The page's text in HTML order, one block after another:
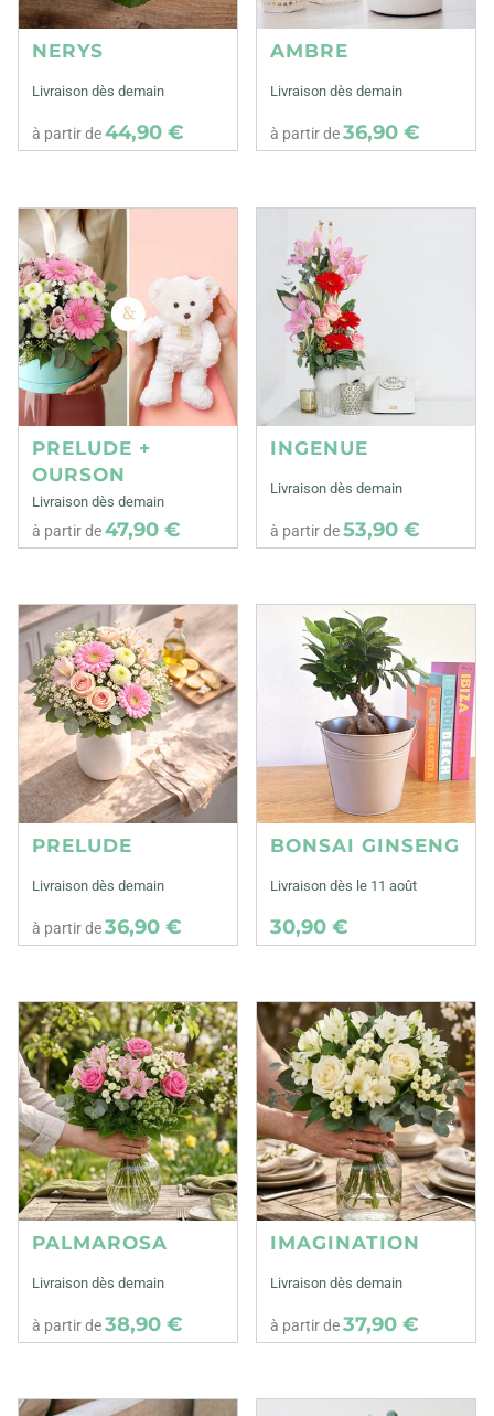
NERYS
Livraison dès demain
à partir de44,90 €
AMBRE
Livraison dès demain
à partir de36,90 €
PRELUDE +
OURSON
Livraison dès demain
à partir de47,90 €
INGENUE
Livraison dès demain
à partir de53,90 €
PRELUDE
Livraison dès demain
à partir de36,90 €
BONSAI GINSENG
Livraison dès le 11 août
30,90 €
PALMAROSA
Livraison dès demain
à partir de38,90 €
IMAGINATION
Livraison dès demain
à partir de37,90 €